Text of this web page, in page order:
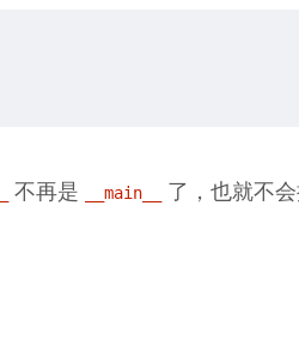
不再是 __main__ 了，也就不